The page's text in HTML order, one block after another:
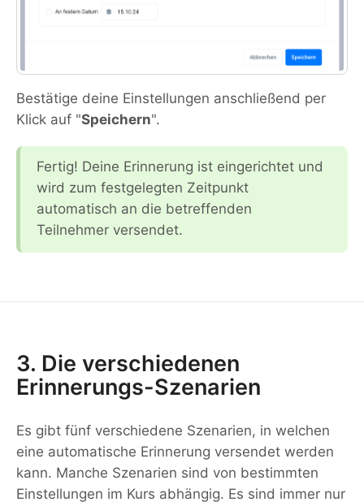
Bestätige deine Einstellungen anschließend per
Klick auf "Speichern".
Fertig! Deine Erinnerung ist eingerichtet und
wird zum festgelegten Zeitpunkt
automatisch an die betreffenden
Teilnehmer versendet.
3. Die verschiedenen
Erinnerungs-Szenarien
Es gibt fünf verschiedene Szenarien, in welchen
eine automatische Erinnerung versendet werden
kann. Manche Szenarien sind von bestimmten
Einstellungen im Kurs abhängig. Es sind immer nur